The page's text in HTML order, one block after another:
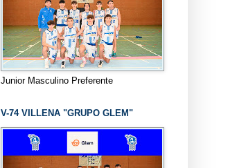
Junior Masculino Preferente
V-74 VILLENA "GRUPO GLEM"